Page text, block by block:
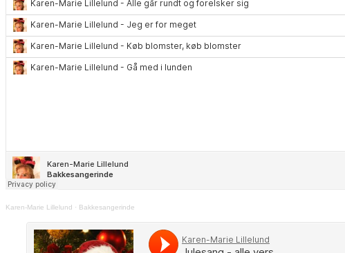
Karen-Marie Lillelund · Bakkesangerinde